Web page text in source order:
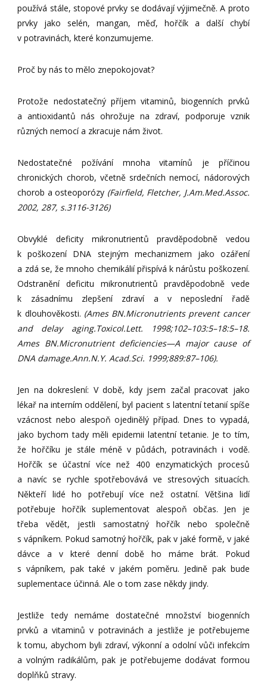
používá stále, stopové prvky se dodávají výjimečně. A proto
prvky jako selén, mangan, měď, hořčík a další chybí
v potravinách, které konzumujeme.
Proč by nás to mělo znepokojovat?
Protože nedostatečný příjem vitaminů, biogenních prvků
a antioxidantů nás ohrožuje na zdraví, podporuje vznik
různých nemocí a zkracuje nám život.
Nedostatečné požívání mnoha vitamínů je příčinou
chronických chorob, včetně srdečních nemocí, nádorových
chorob a osteoporózy (Fairfield, Fletcher, J.Am.Med.Assoc.
2002, 287, s.3116-3126)
Obvyklé deficity mikronutrientů pravděpodobně vedou
k poškození DNA stejným mechanizmem jako ozáření
a zdá se, že mnoho chemikálií přispívá k nárůstu poškození.
Odstranění deficitu mikronutrientů pravděpodobně vede
k zásadnímu zlepšení zdraví a v neposlední řadě
k dlouhověkosti. (Ames BN.Micronutrients prevent cancer
and delay aging.Toxicol.Lett. 1998;102–103:5–18:5–18.
Ames BN.Micronutrient deficiencies—A major cause of
DNA damage.Ann.N.Y. Acad.Sci. 1999;889:87–106).
Jen na dokreslení: V době, kdy jsem začal pracovat jako
lékař na interním oddělení, byl pacient s latentní tetanií spíše
vzácnost nebo alespoň ojedinělý případ. Dnes to vypadá,
jako bychom tady měli epidemii latentní tetanie. Je to tím,
že hořčíku je stále méně v půdách, potravinách i vodě.
Hořčík se účastní více než 400 enzymatických procesů
a navíc se rychle spotřebovává ve stresových situacích.
Někteří lidé ho potřebují více než ostatní. Většina lidí
potřebuje hořčík suplementovat alespoň občas. Jen je
třeba vědět, jestli samostatný hořčík nebo společně
s vápníkem. Pokud samotný hořčík, pak v jaké formě, v jaké
dávce a v které denní době ho máme brát. Pokud
s vápníkem, pak také v jakém poměru. Jedině pak bude
suplementace účinná. Ale o tom zase někdy jindy.
Jestliže tedy nemáme dostatečné množství biogenních
prvků a vitaminů v potravinách a jestliže je potřebujeme
k tomu, abychom byli zdraví, výkonní a odolní vůči infekcím
a volným radikálům, pak je potřebujeme dodávat formou
doplňků stravy.